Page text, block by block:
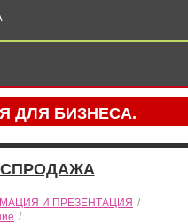
ДЛЯ БИЗНЕСА.
И ПРЕЗЕНТАЦИЯ /
/